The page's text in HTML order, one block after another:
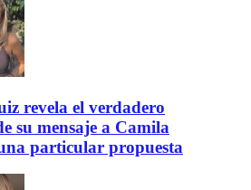
revela el verdadero
su mensaje a Camila
particular propuesta